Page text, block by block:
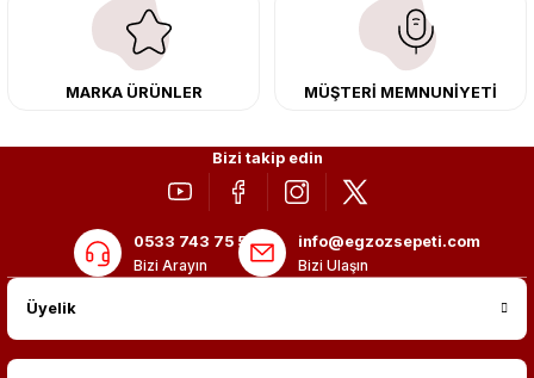
5.000,00 TL
2.999,00 TL
adres: Egzoz Sepeti.
MARKA ÜRÜNLER MÜŞTERİ MEMNUNİYETİ
Bizi takip edin
0533 743 75 56
Bizi Arayın
info@egzozsepeti.com
Bizi Ulaşın
Üyelik